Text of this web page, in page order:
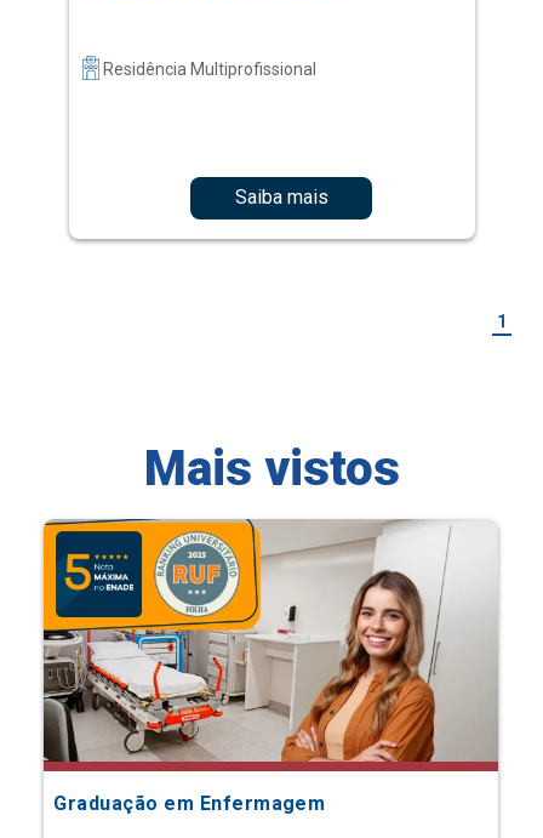
Residência Multiprofissional
Saiba mais
1
Mais vistos
Graduação em Enfermagem